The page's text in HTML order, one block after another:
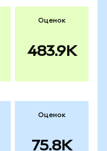
Оценок
483.9K
Оценок
75.8K